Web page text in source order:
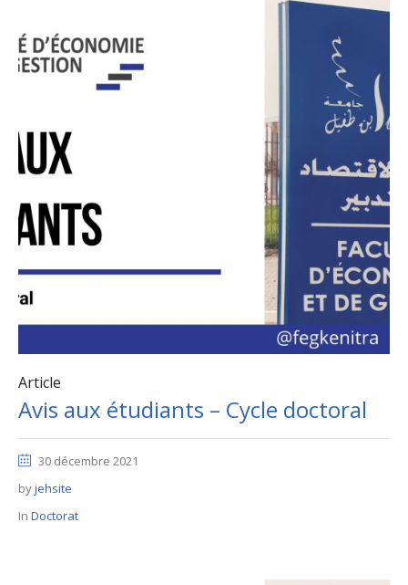
Article
Avis aux étudiants – Cycle doctoral
30 décembre 2021
byjehsite
In Doctorat